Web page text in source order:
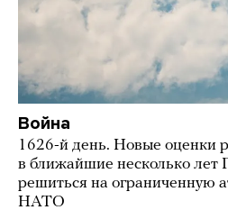
Война
1626-й день. Новые оценки
в ближайшие несколько лет
решиться на ограниченную
НАТО